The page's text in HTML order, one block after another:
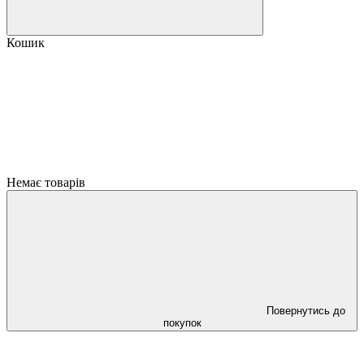
Кошик
Немає товарів
Повернутись до
покупок